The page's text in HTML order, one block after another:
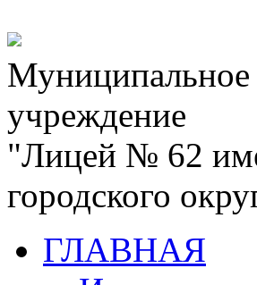
Муниципальное
учреждение
"Лицей № 62
городского
ГЛАВНАЯ